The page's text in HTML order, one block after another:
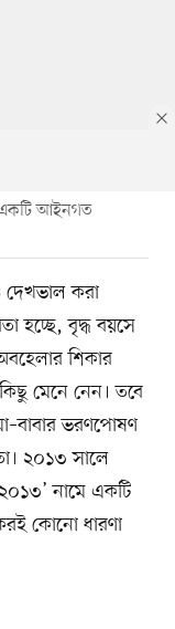
একটি আইনগত
দেখভাল করা
হচ্ছে, বৃদ্ধ বয়সে
শিকার
মেনে নেন। তবে
ভরণপোষণ
২০১৩ সালে
নামে একটি
কোনো ধারণা